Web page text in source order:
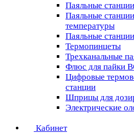
Паяльные
Паяльные
температуры
Паяльные
Термопинцеты
Трехканальные
Флюс для пайки
Цифровые
станции
Шприцы для
Электрические
Кабинет